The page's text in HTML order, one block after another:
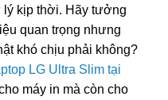
kịp thời. Hãy tưởng
quan trọng nhưng
khó chịu phải không?
LG Ultra Slim tại
máy in mà còn cho